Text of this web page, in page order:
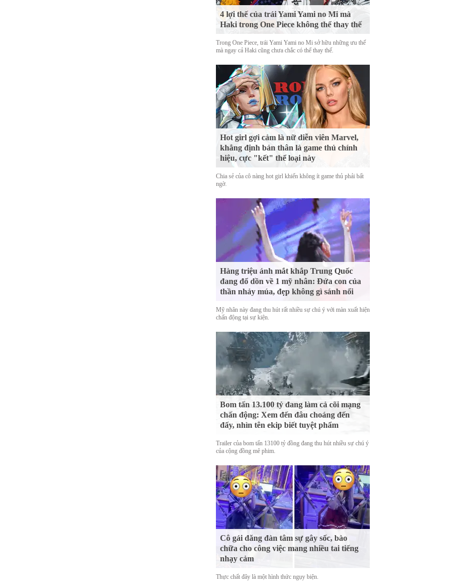
4 lợi thế của trái Yami Yami no Mi mà
Haki trong One Piece không thể thay thế
Trong One Piece, trái Yami Yami no Mi sở hữu những ưu thế
mà ngay cả Haki cũng chưa chắc có thể thay thế.
Hot girl gợi cảm là nữ diễn viên Marvel,
khẳng định bản thân là game thủ chính
hiệu, cực "kết" thể loại này
Chia sẻ của cô nàng hot girl khiến không ít game thủ phải bất
ngờ.
Hàng triệu ánh mắt khắp Trung Quốc
đang đổ dồn về 1 mỹ nhân: Đứa con của
thần nhảy múa, đẹp không gì sánh nổi
Mỹ nhân này đang thu hút rất nhiều sự chú ý với màn xuất hiện
chấn động tại sự kiện.
Bom tấn 13.100 tỷ đang làm cả cõi mạng
chấn động: Xem đến đâu choáng đến
đấy, nhìn tên ekip biết tuyệt phẩm
Trailer của bom tấn 13100 tỷ đồng đang thu hút nhiều sự chú ý
của cộng đồng mê phim.
Cô gái đăng đàn tâm sự gây sốc, bào
chữa cho công việc mang nhiều tai tiếng
nhạy cảm
Thực chất đây là một hình thức ngụy biện.